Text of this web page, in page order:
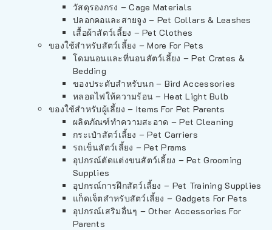
วัสดุรองกรง – Cage Materials
ปลอกคอและสายจูง – Pet Collars & Leashes
เสื้อผ้าสัตว์เลี้ยง – Pet Clothes
ของใช้สำหรับสัตว์เลี้ยง – More For Pets
โดมนอนและที่นอนสัตว์เลี้ยง – Pet Crates &
Bedding
ของประดับสำหรับนก – Bird Accessories
หลอดไฟให้ความร้อน – Heat Light Bulb
ของใช้สำหรับผู้เลี้ยง – Items For Pet Parents
ผลิตภัณฑ์ทำความสะอาด – Pet Cleaning
กระเป๋าสัตว์เลี้ยง – Pet Carriers
รถเข็นสัตว์เลี้ยง – Pet Prams
อุปกรณ์ตัดแต่งขนสัตว์เลี้ยง – Pet Grooming
Supplies
อุปกรณ์การฝึกสัตว์เลี้ยง – Pet Training Supplies
แก็ดเจ็ตสำหรับสัตว์เลี้ยง – Gadgets For Pets
อุปกรณ์เสริมอื่นๆ – Other Accessories For
Parents